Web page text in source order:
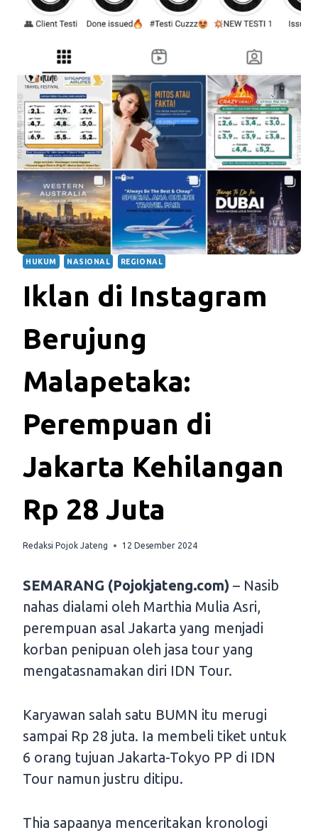
HUKUM NASIONAL REGIONAL
Iklan di Instagram
Berujung
Malapetaka:
Perempuan di
Jakarta Kehilangan
Rp 28 Juta
Redaksi Pojok Jateng 12 Desember 2024
SEMARANG (Pojokjateng.com) – Nasib
nahas dialami oleh Marthia Mulia Asri,
perempuan asal Jakarta yang menjadi
korban penipuan oleh jasa tour yang
mengatasnamakan diri IDN Tour.
Karyawan salah satu BUMN itu merugi
sampai Rp 28 juta. Ia membeli tiket untuk
6 orang tujuan Jakarta-Tokyo PP di IDN
Tour namun justru ditipu.
Thia sapaanya menceritakan kronologi